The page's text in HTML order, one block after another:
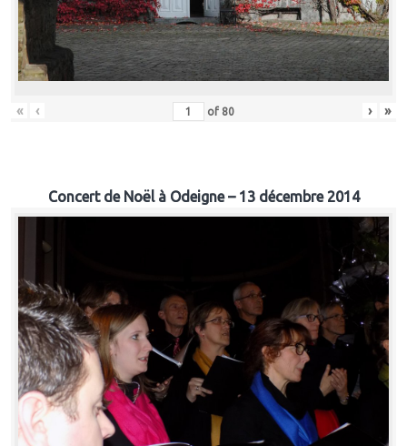
« ‹ of 80 › »
Concert de Noël à Odeigne – 13 décembre 2014